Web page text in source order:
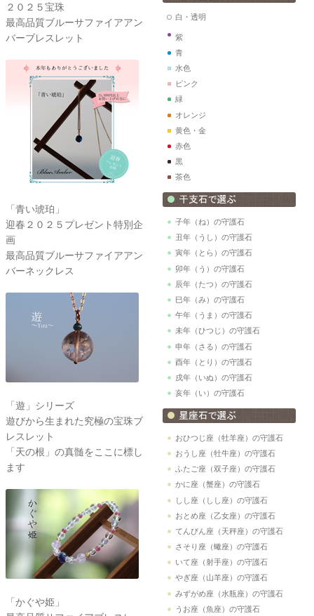
２０２５宝珠
最高品質ブルーサファイアアン
バーブレスレット
「青い琥珀」
迎春２０２５プレゼント特別企
画
最高品質ブルーサファイアアン
バーネックレス
「遊」シリーズ
遊びから生まれた究極の宝珠ブ
レスレット
「天の根」の真髄をここに標し
ます
「かぐや姫」
白・透明
紫
青
水色
ピンク
緑
オレンジ
黄色・金
赤色
黒
茶色
子年（ね）の守護石
丑年（うし）の守護石
寅年（とら）の守護石
卯年（う）の守護石
辰年（たつ）の守護石
巳年（み）の守護石
午年（うま）の守護石
未年（ひつじ）の守護石
申年（さる）の守護石
酉年（とり）の守護石
戌年（いぬ）の守護石
亥年（い）の守護石
おひつじ座（牡羊座）の守護石
おうし座（牡牛座）の守護石
ふたご座（双子座）の守護石
かに座（蟹座）の守護石
しし座（しし座）の守護石
おとめ座（乙女座）の守護石
てんびん座（天秤座）の守護石
さそり座（蠍座）の守護石
いて座（射手座）の守護石
やぎ座（山羊座）の守護石
みずがめ座（水瓶座）の守護石
うお座（魚座）の守護石